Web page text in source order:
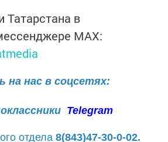
Татарстана в
MАХ:
на нас в соцсетях:
Telegram
отдела 8(843)47-30-0-02.